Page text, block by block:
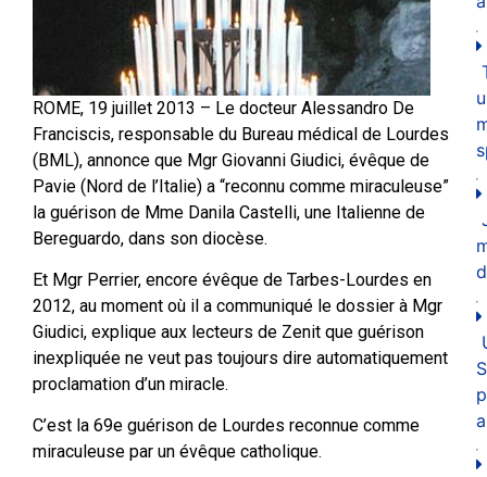
ROME, 19 juillet 2013 – Le docteur Alessandro De
Franciscis, responsable du Bureau médical de Lourdes
(BML), annonce que Mgr Giovanni Giudici, évêque de
Pavie (Nord de l’Italie) a “reconnu comme miraculeuse”
la guérison de Mme Danila Castelli, une Italienne de
Bereguardo, dans son diocèse.
Et Mgr Perrier, encore évêque de Tarbes-Lourdes en
2012, au moment où il a communiqué le dossier à Mgr
Giudici, explique aux lecteurs de Zenit que guérison
inexpliquée ne veut pas toujours dire automatiquement
proclamation d’un miracle.
C’est la 69e guérison de Lourdes reconnue comme
miraculeuse par un évêque catholique.